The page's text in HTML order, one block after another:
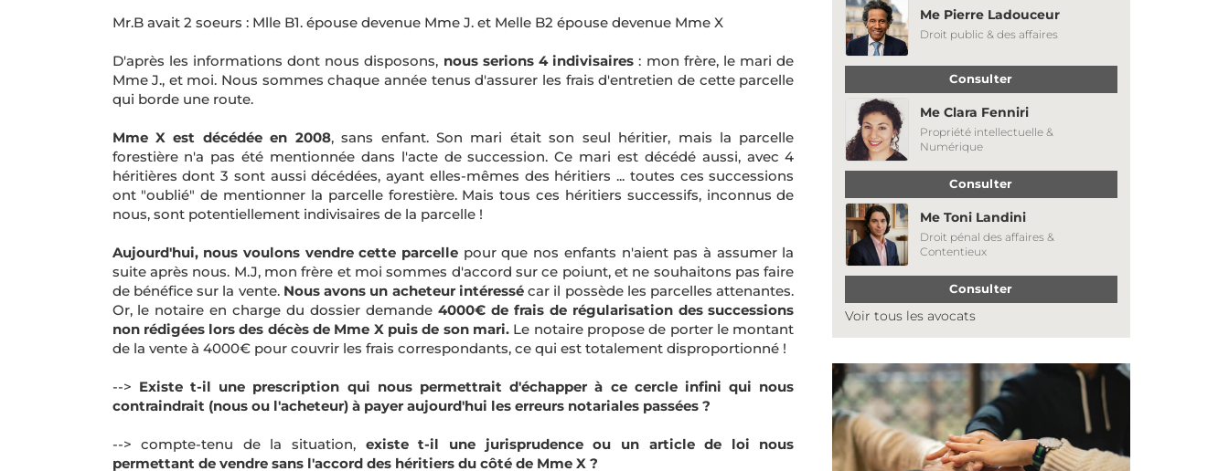
Mr.B avait 2 soeurs : Mlle B1. épouse devenue Mme J. et Melle B2 épouse devenue Mme X
D'après les informations dont nous disposons, nous serions 4 indivisaires : mon frère, le mari de
Mme J., et moi. Nous sommes chaque année tenus d'assurer les frais d'entretien de cette parcelle
qui borde une route.
Mme X est décédée en 2008, sans enfant. Son mari était son seul héritier, mais la parcelle
forestière n'a pas été mentionnée dans l'acte de succession. Ce mari est décédé aussi, avec 4
héritières dont 3 sont aussi décédées, ayant elles-mêmes des héritiers ... toutes ces successions
ont "oublié" de mentionner la parcelle forestière. Mais tous ces héritiers successifs, inconnus de
nous, sont potentiellement indivisaires de la parcelle !
Aujourd'hui, nous voulons vendre cette parcelle pour que nos enfants n'aient pas à assumer la
suite après nous. M.J, mon frère et moi sommes d'accord sur ce poiunt, et ne souhaitons pas faire
de bénéfice sur la vente. Nous avons un acheteur intéressécar il possède les parcelles attenantes.
Or, le notaire en charge du dossier demande 4000€ de frais de régularisation des successions
non rédigées lors des décès de Mme X puis de son mari. Le notaire propose de porter le montant
de la vente à 4000€ pour couvrir les frais correspondants, ce qui est totalement disproportionné !
--> Existe t-il une prescription qui nous permettrait d'échapper à ce cercle infini qui nous
contraindrait (nous ou l'acheteur) à payer aujourd'hui les erreurs notariales passées ?
--> compte-tenu de la situation, existe t-il une jurisprudence ou un article de loi nous
permettant de vendre sans l'accord des héritiers du côté de Mme X ?
Me Pierre Ladouceur
Droit public & des affaires
Consulter
Me Clara Fenniri
Propriété intellectuelle &
Numérique
Consulter
Me Toni Landini
Droit pénal des affaires &
Contentieux
Consulter
Voir tous les avocats